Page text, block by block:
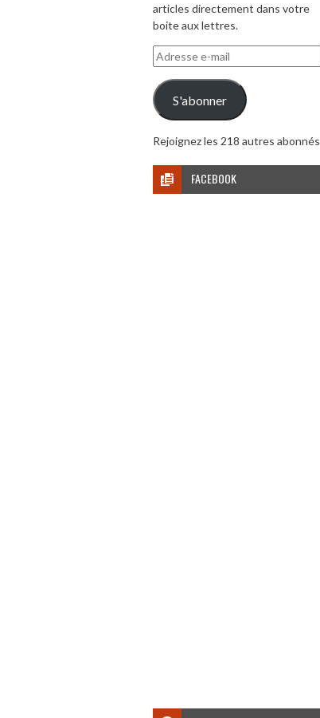
articles directement dans votre
boite aux lettres.
Adresse
e-
mail
S'abonner
Rejoignez les 218 autres abonnés
FACEBOOK